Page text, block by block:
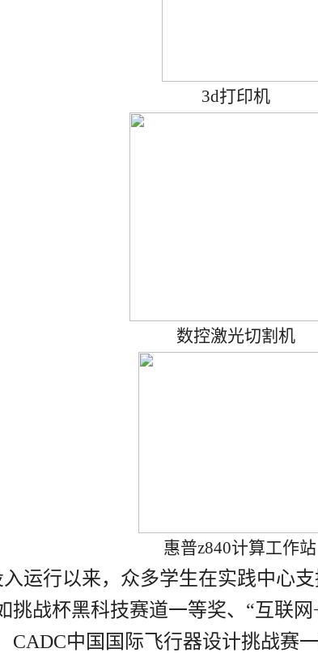
3d打印机
数控激光切割机
惠普z840计算工作站
入运行以来，众多学生在实践中心
挑战杯黑科技赛道一等奖、“互联网
CADC中国国际飞行器设计挑战赛